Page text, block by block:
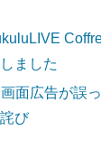
ました
面広告が誤
び